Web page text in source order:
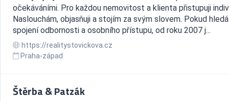
očekáváními. Pro každou nemovitost a klienta přistupuji
Naslouchám, objasňuji a stojím za svým slovem. Pokud
spojení odbornosti a osobního přístupu, od roku 2007 j...
https://realitystovickova.cz
Praha-západ
Štěrba & Patzák